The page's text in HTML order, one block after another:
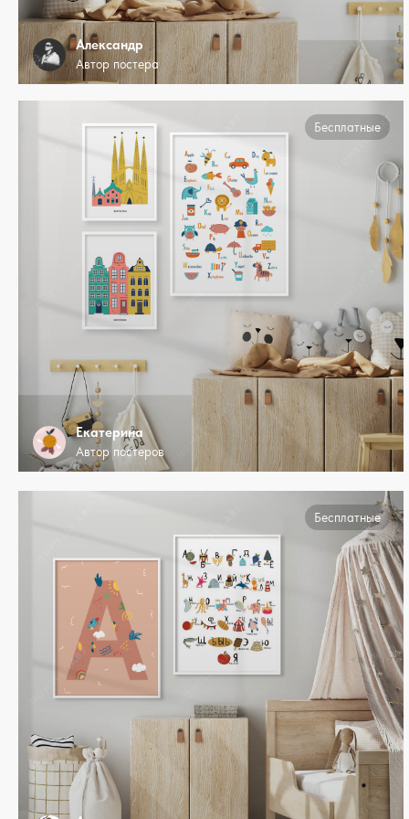
Александр
Автор постера
Екатерина
Автор постеров
Бесплатные
Бесплатные